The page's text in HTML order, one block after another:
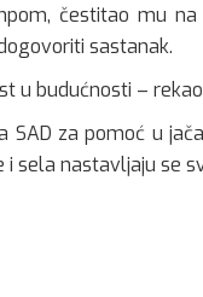
čestitao mu na
sastanak.
u budućnosti –
SAD za pomoć u
sela nastavljaju se